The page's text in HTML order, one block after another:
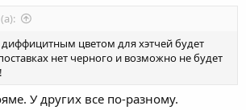
диффицитным цветом для хэтчей будет
нет черного и возможно не будет
У других все по-разному.